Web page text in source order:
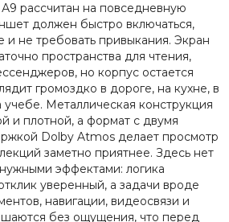
рассчитан на повседневную
должен быстро включаться,
и не требовать привыкания. Экран
пространства для чтения,
но корпус остается
громоздко в дороге, на кухне, в
Металлическая конструкция
и плотной, а формат с двумя
Dolby Atmos делает просмотр
заметно приятнее. Здесь нет
эффектами: логика
уверенный, а задачи вроде
навигации, видеосвязи и
без ощущения, что перед